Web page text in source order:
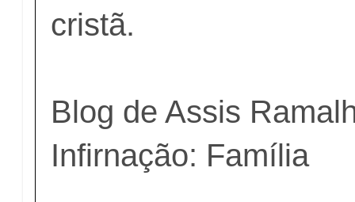
cristã.
Blog de Assis
Infirnação: Família